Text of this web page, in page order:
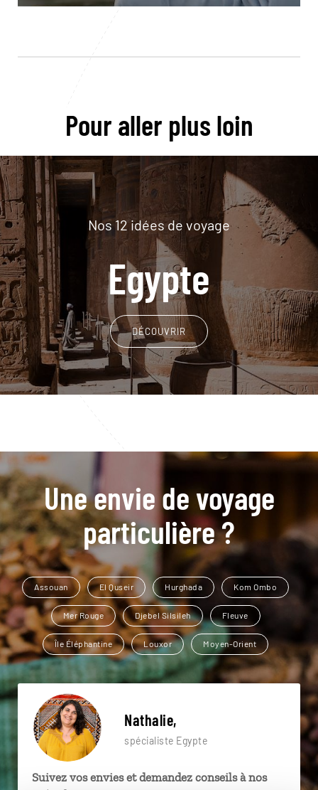
Pour aller plus loin
Nos 12 idées de voyage
Egypte
DÉCOUVRIR
Une envie de voyage
particulière ?
Assouan El Quseir Hurghada Kom Ombo
Mer Rouge Djebel Silsileh Fleuve
Île Éléphantine Louxor Moyen-Orient
Nathalie,
spécialiste Egypte
Suivez vos envies et demandez conseils à nos